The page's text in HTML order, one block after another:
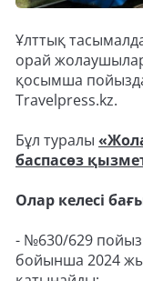
Ұлттық
орай
қосымша
Travelpress.kz.
Бұл туралы
баспасөз
Олар келесі
- №630/629
бойынша 2024